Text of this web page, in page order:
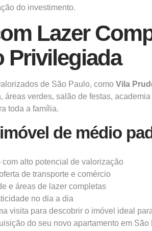
do investimento.
Lazer
Privilegiada
de São Paulo, como Vila
verdes, salão de festas,
toda a família.
de médio
alto potencial de valorização
de transporte e comércio
e áreas de lazer completas
no dia a dia
visita para descobrir o imóvel ideal
do seu novo apartamento em São